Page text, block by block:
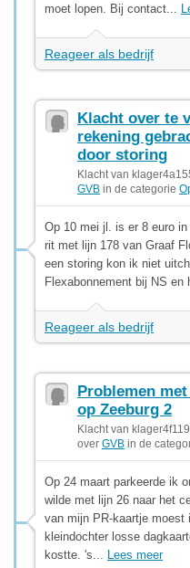
moet lopen. Bij contact...
Reageer als bedrijf
Klacht over te
rekening
door storing
Klacht van
GVB in de categorie
Op 10 mei jl. is er 8 euro
rit met lijn 178 van Graaf
een storing kon ik niet
Flexabonnement bij NS en
Reageer als bedrijf
Problemen
op Zeeburg 2
Klacht van
over GVB in de
Op 24 maart parkeerde ik
wilde met lijn 26 naar het
van mijn PR-kaartje moest
kleindochter losse
kostte. 's... Lees meer